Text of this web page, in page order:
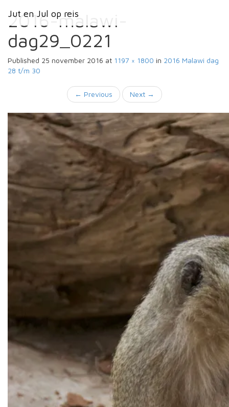
Jut en Jul op reis
Primary
Menu
Jut en Jul op reis
2016-malawi-
dag29_0221
Published 25 november 2016 at 1197 × 1800 in 2016 Malawi dag
28 t/m 30
← Previous Next →